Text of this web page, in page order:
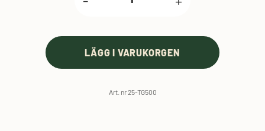
LÄGG I VARUKORGEN
Art. nr 25-TG500